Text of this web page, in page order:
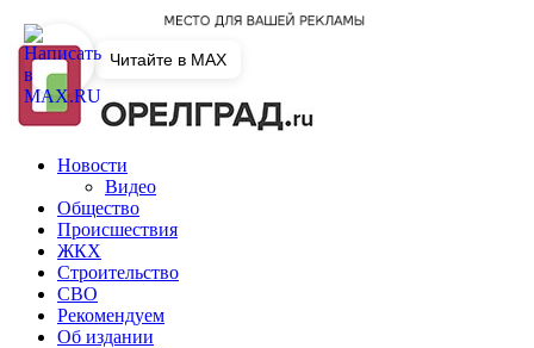
Новости
Видео
Общество
Происшествия
ЖКХ
Строительство
СВО
Рекомендуем
Об издании
Читайте в MAX